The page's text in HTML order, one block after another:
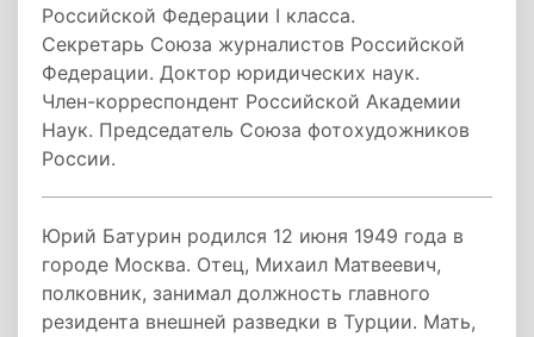
Российской Федерации I класса.
Секретарь Союза журналистов Российской
Федерации. Доктор юридических наук.
Член-корреспондент Российской Академии
Наук. Председатель Союза фотохудожников
России.
Юрий Батурин родился 12 июня 1949 года в
городе Москва. Отец, Михаил Матвеевич,
полковник, занимал должность главного
резидента внешней разведки в Турции. Мать,